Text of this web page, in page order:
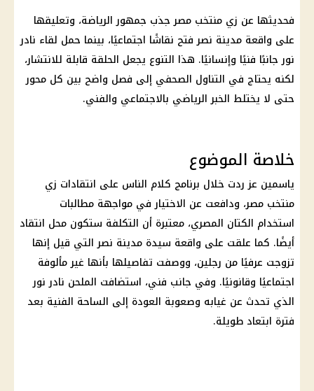
فحديثها عن زي منتخب مصر جذب جمهور الرياضة، وتعليقها
على واقعة مدينة نصر فتح نقاشًا اجتماعيًا، بينما حمل لقاء نادر
نور جانبًا فنيًا وإنسانيًا. هذا التنوع يجعل الحلقة قابلة للانتشار،
لكنه يحتاج في التناول الصحفي إلى فصل واضح بين كل محور
حتى لا يختلط الخبر الرياضي بالاجتماعي والفني.
خلاصة الموضوع
ياسمين عز ردت خلال برنامج كلام الناس على انتقادات زي
منتخب مصر، ودافعت عن الاختيار في مواجهة مطالبات
استخدام الكتان المصري، معتبرة أن التكلفة ستكون محل انتقاد
أيضًا. كما علقت على واقعة سيدة مدينة نصر التي قيل إنها
تزوجت عرفيًا من رجلين، ووصفت تفاصيلها بأنها غير مألوفة
اجتماعيًا وقانونيًا. وفي جانب فني، استضافت الملحن نادر نور
الذي تحدث عن غيابه وصعوبة العودة إلى الساحة الفنية بعد
فترة ابتعاد طويلة.